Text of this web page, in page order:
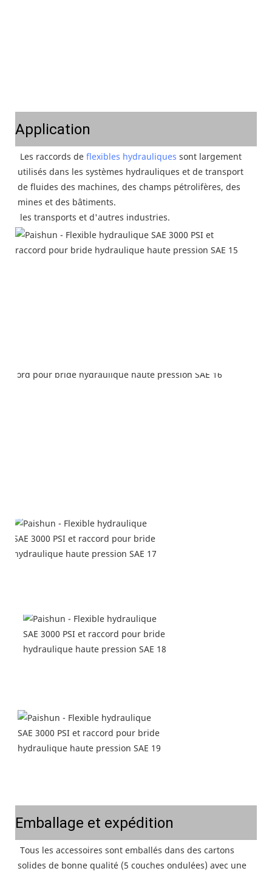
Application
Les raccords de flexibles hydrauliques sont largement
utilisés dans les systèmes hydrauliques et de transport
de fluides des machines, des champs pétrolifères, des
mines et des bâtiments.
les transports et d'autres industries.
Emballage et expédition
Tous les accessoires sont emballés dans des cartons
solides de bonne qualité (5 couches ondulées) avec une